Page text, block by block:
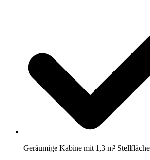
Geräumige Kabine mit 1,3 m² Stellfläche